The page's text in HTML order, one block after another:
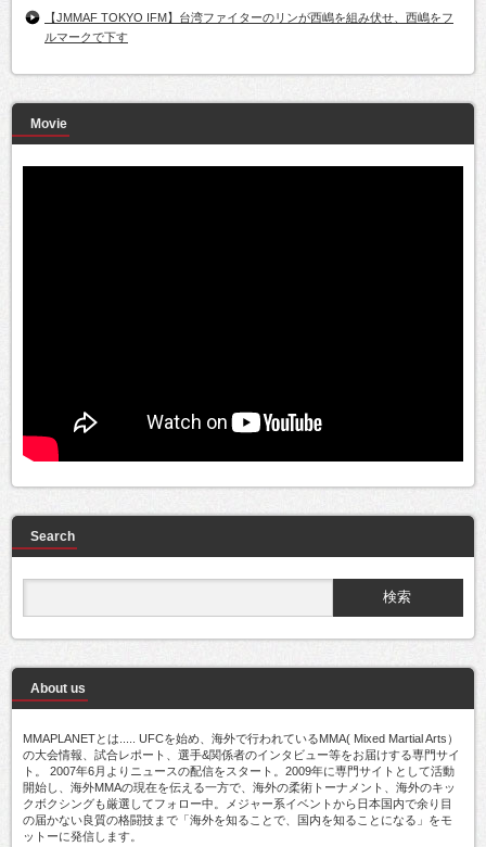
【JMMAF TOKYO IFM】台湾ファイターのリンが西嶋を組み伏せ、西嶋をフ
ルマークで下す
Movie
Search
About us
MMAPLANETとは..... UFCを始め、海外で行われているMMA( Mixed Martial Arts）
の大会情報、試合レポート、選手&関係者のインタビュー等をお届けする専門サイ
ト。 2007年6月よりニュースの配信をスタート。2009年に専門サイトとして活動
開始し、海外MMAの現在を伝える一方で、海外の柔術トーナメント、海外のキッ
クボクシングも厳選してフォロー中。メジャー系イベントから日本国内で余り目
の届かない良質の格闘技まで「海外を知ることで、国内を知ることになる」をモ
ットーに発信します。